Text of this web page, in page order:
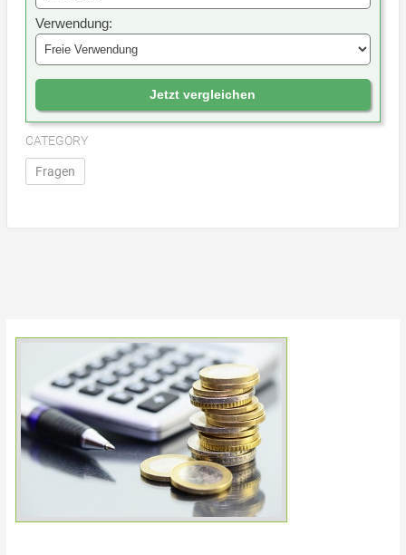
Verwendung:
Jetzt vergleichen
CATEGORY
Fragen